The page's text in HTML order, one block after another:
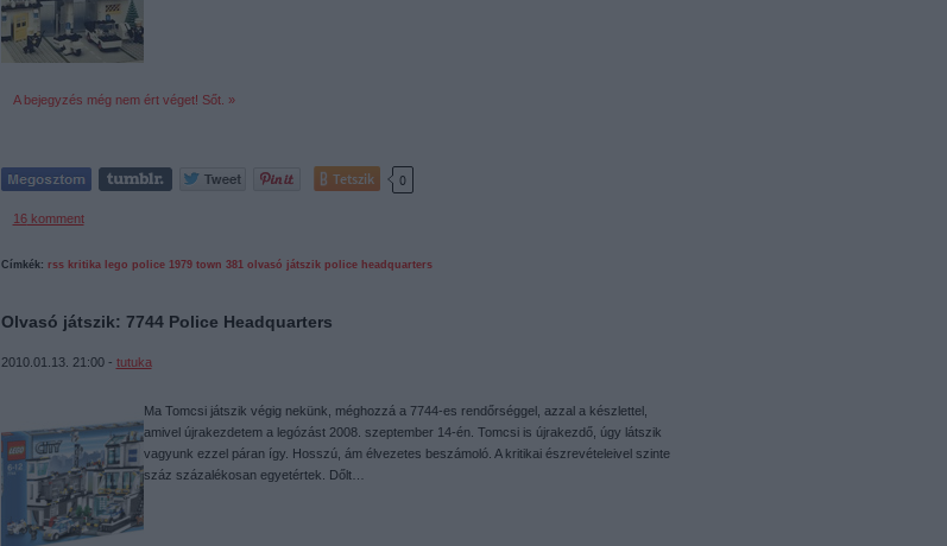
A bejegyzés még nem ért véget! Sőt. »
Tetszik 0
16komment
Címkék: rss kritika lego police 1979 town 381 olvasó játszik police headquarters
Olvasó játszik: 7744 Police Headquarters
2010.01.13. 21:00 - tutuka
Ma Tomcsi játszik végig nekünk, méghozzá a 7744-es rendőrséggel, azzal a készlettel,
amivel újrakezdetem a legózást 2008. szeptember 14-én. Tomcsi is újrakezdő, úgy látszik
vagyunk ezzel páran így. Hosszú, ám élvezetes beszámoló. A kritikai észrevételeivel szinte
száz százalékosan egyetértek. Dőlt…